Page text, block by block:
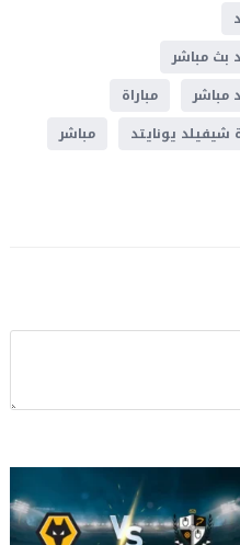
بث مباشر
مباشر
مباراة
شيفيلد يونايتد
مباشر